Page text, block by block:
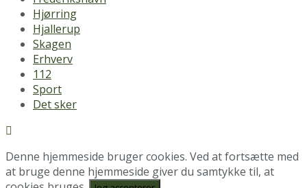
Hjørring
Hjallerup
Skagen
Erhverv
112
Sport
Det sker
Denne hjemmeside bruger cookies. Ved at fortsætte med
at bruge denne hjemmeside giver du samtykke til, at